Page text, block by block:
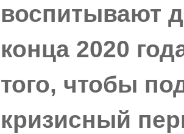
воспитывают
конца 2020
того, чтобы
кризисный